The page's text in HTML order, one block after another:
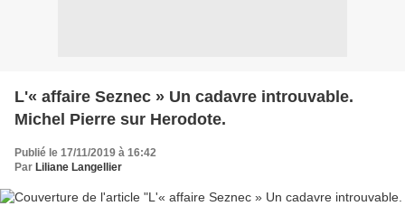
L'« affaire Seznec » Un cadavre introuvable.
Michel Pierre sur Herodote.
Publié le 17/11/2019 à 16:42
Par Liliane Langellier